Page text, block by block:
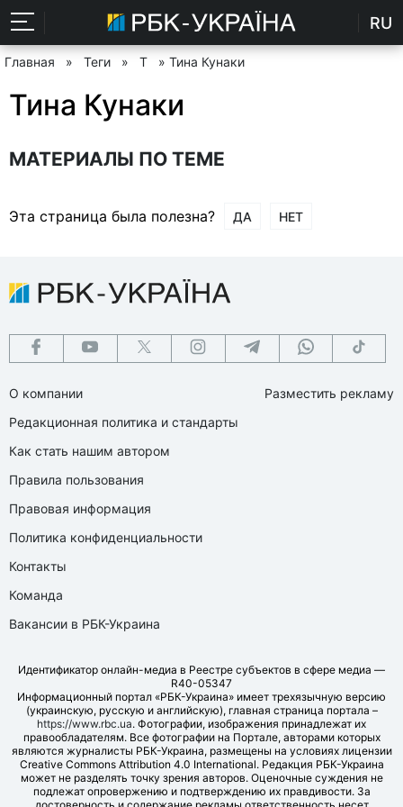
RU
Главная » Теги » Т » Тина Кунаки
Тина Кунаки
МАТЕРИАЛЫ ПО ТЕМЕ
Эта страница была полезна? ДА НЕТ
О компании
Редакционная политика и стандарты
Как стать нашим автором
Правила пользования
Правовая информация
Политика конфиденциальности
Контакты
Команда
Вакансии в РБК-Украина
Разместить рекламу
Идентификатор онлайн-медиа в Реестре субъектов в сфере медиа —
R40-05347
Информационный портал «РБК-Украина» имеет трехязычную версию
(украинскую, русскую и английскую), главная страница портала –
https://www.rbc.ua. Фотографии, изображения принадлежат их
правообладателям. Все фотографии на Портале, авторами которых
являются журналисты РБК-Украина, размещены на условиях лицензии
Creative Commons Attribution 4.0 International. Редакция РБК-Украина
может не разделять точку зрения авторов. Оценочные суждения не
подлежат опровержению и подтверждению их правдивости. За